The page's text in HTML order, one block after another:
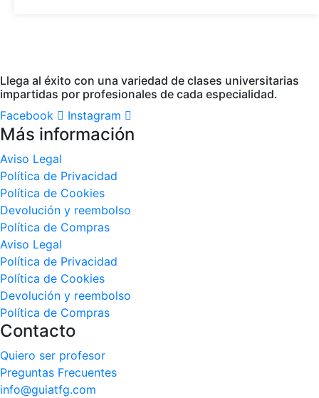
Llega al éxito con una variedad de clases universitarias
impartidas por profesionales de cada especialidad.
Facebook
Instagram
Más información
Aviso Legal
Política de Privacidad
Política de Cookies
Devolución y reembolso
Política de Compras
Aviso Legal
Política de Privacidad
Política de Cookies
Devolución y reembolso
Política de Compras
Contacto
Quiero ser profesor
Preguntas Frecuentes
info@guiatfg.com